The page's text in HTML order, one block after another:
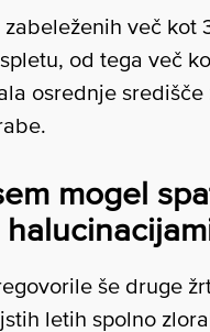
več kot
od tega več
osrednje
mogel
še druge
letih spolno